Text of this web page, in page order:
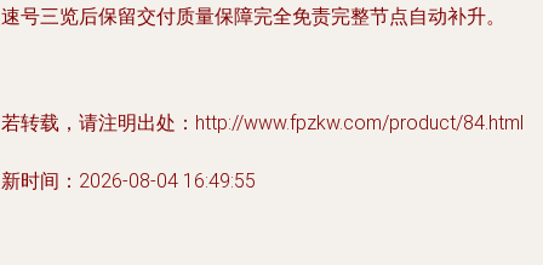
号三览后保留交付质量保障完全免责完整节点自动补升。
转载，请注明出处：http://www.fpzkw.com/product/84.html
时间：2026-08-04 16:49:55